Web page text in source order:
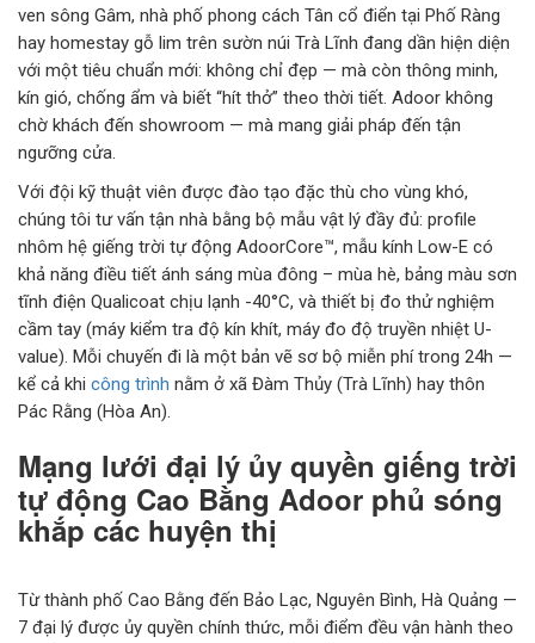
ven sông Gâm, nhà phố phong cách Tân cổ điển tại Phố Ràng
hay homestay gỗ lim trên sườn núi Trà Lĩnh đang dần hiện diện
với một tiêu chuẩn mới: không chỉ đẹp — mà còn thông minh,
kín gió, chống ẩm và biết “hít thở” theo thời tiết. Adoor không
chờ khách đến showroom — mà mang giải pháp đến tận
ngưỡng cửa.
Với đội kỹ thuật viên được đào tạo đặc thù cho vùng khó,
chúng tôi tư vấn tận nhà bằng bộ mẫu vật lý đầy đủ: profile
nhôm hệ giếng trời tự động AdoorCore™, mẫu kính Low-E có
khả năng điều tiết ánh sáng mùa đông – mùa hè, bảng màu sơn
tĩnh điện Qualicoat chịu lạnh -40°C, và thiết bị đo thử nghiệm
cầm tay (máy kiểm tra độ kín khít, máy đo độ truyền nhiệt U-
value). Mỗi chuyến đi là một bản vẽ sơ bộ miễn phí trong 24h —
kể cả khi công trình nằm ở xã Đàm Thủy (Trà Lĩnh) hay thôn
Pác Rằng (Hòa An).
Mạng lưới đại lý ủy quyền giếng trời
tự động Cao Bằng Adoor phủ sóng
khắp các huyện thị
Từ thành phố Cao Bằng đến Bảo Lạc, Nguyên Bình, Hà Quảng —
7 đại lý được ủy quyền chính thức, mỗi điểm đều vận hành theo